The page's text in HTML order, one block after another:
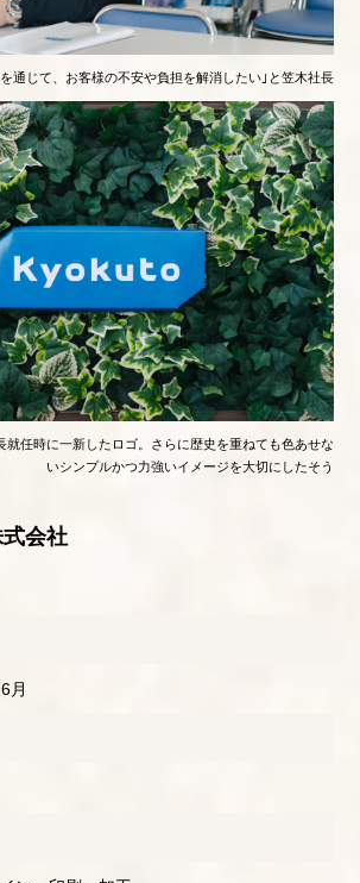
を通じて、お客様の不安や負担を解消したい｣と笠木社長
就任時に一新したロゴ。さらに歴史を重ねても色あせな
いシンプルかつ力強いイメージを大切にしたそう
会社
月